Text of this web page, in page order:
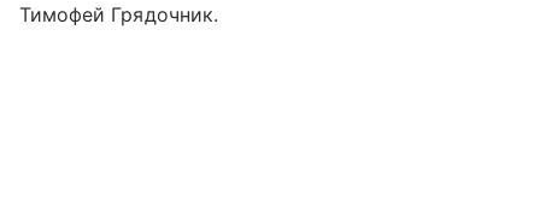
Тимофей Грядочник.